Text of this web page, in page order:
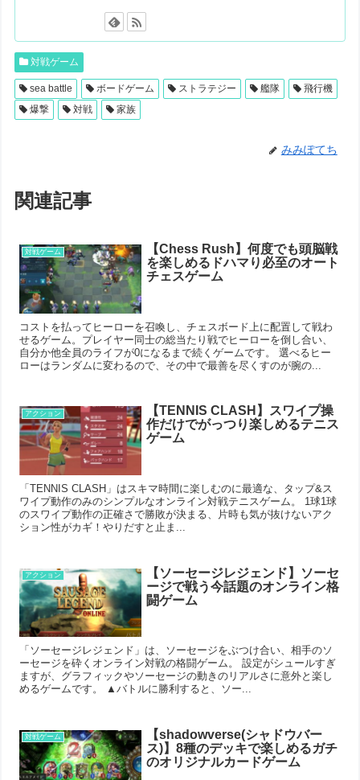
対戦ゲーム
sea battle ボードゲーム ストラテジー 艦隊
飛行機
爆撃
対戦 家族
みみぽてち
関連記事
対戦ゲーム
【Chess Rush】何度でも頭脳戦
を楽しめるドハマり必至のオート
チェスゲーム
コストを払ってヒーローを召喚し、チェスボード上に配置して戦わ
せるゲーム。プレイヤー同士の総当たり戦でヒーローを倒し合い、
自分か他全員のライフが0になるまで続くゲームです。 選べるヒー
ローはランダムに変わるので、その中で最善を尽くすのが腕の...
アクション
【TENNIS CLASH】スワイプ操
作だけでがっつり楽しめるテニス
ゲーム
「TENNIS CLASH」はスキマ時間に楽しむのに最適な、タップ&ス
ワイプ動作のみのシンプルなオンライン対戦テニスゲーム。 1球1球
のスワイプ動作の正確さで勝敗が決まる、片時も気が抜けないアク
ション性がカギ！やりだすと止ま...
アクション
【ソーセージレジェンド】ソーセ
ージで戦う今話題のオンライン格
闘ゲーム
「ソーセージレジェンド」は、ソーセージをぶつけ合い、相手のソ
ーセージを砕くオンライン対戦の格闘ゲーム。 設定がシュールすぎ
ますが、グラフィックやソーセージの動きのリアルさに意外と楽し
めるゲームです。 ▲バトルに勝利すると、ソー...
対戦ゲーム
【shadowverse(シャドウバー
ス)】8種のデッキで楽しめるガチ
のオリジナルカードゲーム